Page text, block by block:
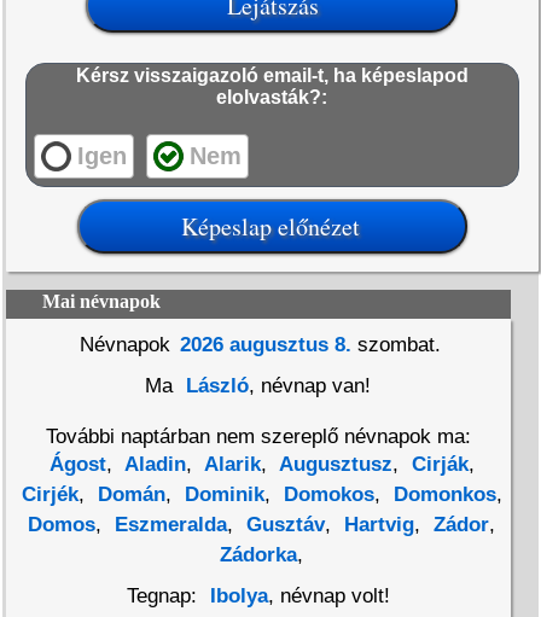
Kérsz visszaigazoló email-t, ha képeslapod
elolvasták?:
Igen Nem
Mai névnapok
Névnapok 2026 augusztus 8. szombat.
Ma
László, névnap van!
További naptárban nem szereplő névnapok ma:
Ágost, Aladin, Alarik, Augusztusz, Cirják,
Cirjék, Domán, Dominik, Domokos, Domonkos,
Domos, Eszmeralda, Gusztáv, Hartvig, Zádor,
Zádorka,
Tegnap:
Ibolya, névnap volt!